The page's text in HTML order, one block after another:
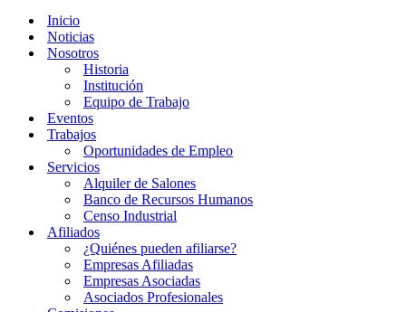
Inicio
Noticias
Nosotros
Historia
Institución
Equipo de Trabajo
Eventos
Trabajos
Oportunidades de Empleo
Servicios
Alquiler de Salones
Banco de Recursos Humanos
Censo Industrial
Afiliados
¿Quiénes pueden afiliarse?
Empresas Afiliadas
Empresas Asociadas
Asociados Profesionales